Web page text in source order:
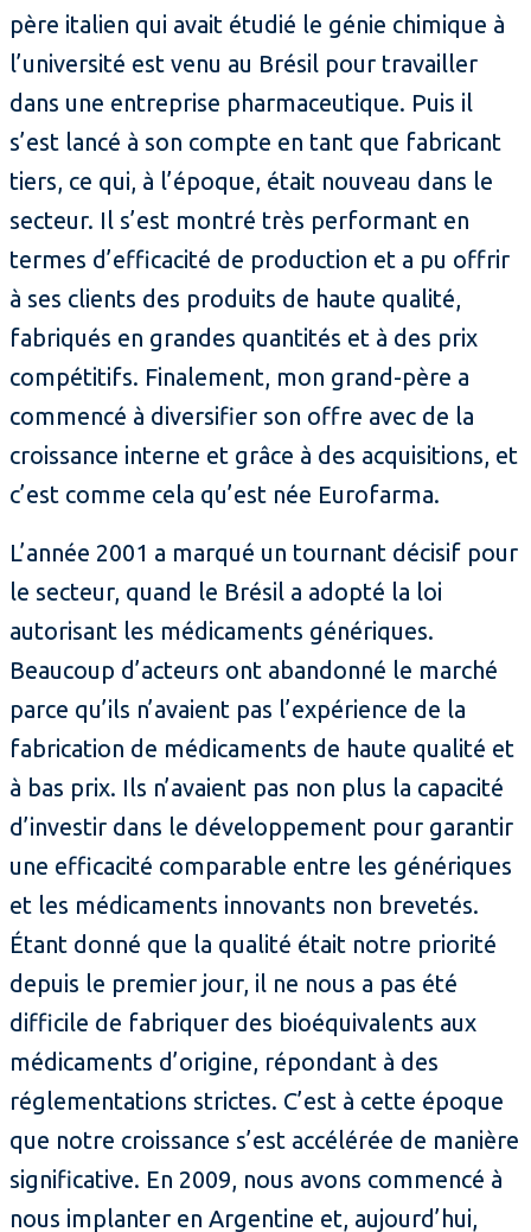
père italien qui avait étudié le génie chimique à
l’université est venu au Brésil pour travailler
dans une entreprise pharmaceutique. Puis il
s’est lancé à son compte en tant que fabricant
tiers, ce qui, à l’époque, était nouveau dans le
secteur. Il s’est montré très performant en
termes d’efficacité de production et a pu offrir
à ses clients des produits de haute qualité,
fabriqués en grandes quantités et à des prix
compétitifs. Finalement, mon grand-père a
commencé à diversifier son offre avec de la
croissance interne et grâce à des acquisitions, et
c’est comme cela qu’est née Eurofarma.
L’année 2001 a marqué un tournant décisif pour
le secteur, quand le Brésil a adopté la loi
autorisant les médicaments génériques.
Beaucoup d’acteurs ont abandonné le marché
parce qu’ils n’avaient pas l’expérience de la
fabrication de médicaments de haute qualité et
à bas prix. Ils n’avaient pas non plus la capacité
d’investir dans le développement pour garantir
une efficacité comparable entre les génériques
et les médicaments innovants non brevetés.
Étant donné que la qualité était notre priorité
depuis le premier jour, il ne nous a pas été
difficile de fabriquer des bioéquivalents aux
médicaments d’origine, répondant à des
réglementations strictes. C’est à cette époque
que notre croissance s’est accélérée de manière
significative. En 2009, nous avons commencé à
nous implanter en Argentine et, aujourd’hui,